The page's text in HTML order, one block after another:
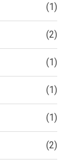
(1)
(2)
(1)
(1)
(1)
(2)